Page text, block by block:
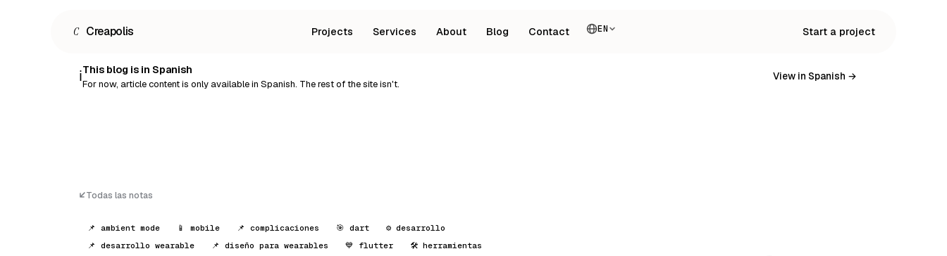
C Creapolis Projects Services About Blog Contact EN Start a project
ℹ️This blog is in Spanish
For now, article content is only available in Spanish. The rest of the site isn't.
View in Spanish →
Todas las notas
📌 ambient mode 📱 mobile 📌 complicaciones 🎯 dart
⚙️ desarrollo
📌 desarrollo wearable
📌 diseño para wearables 💙 flutter
🛠️ herramientas